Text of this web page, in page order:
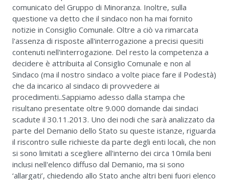
comunicato del Gruppo di Minoranza. Inoltre, sulla
questione va detto che il sindaco non ha mai fornito
notizie in Consiglio Comunale. Oltre a ciò va rimarcata
l'assenza di risposte all'interrogazione a precisi quesiti
contenuti nell'interrogazione. Del resto la competenza a
decidere è attribuita al Consiglio Comunale e non al
Sindaco (ma il nostro sindaco a volte piace fare il Podestà)
che da incarico al sindaco di provvedere ai
procedimenti..Sappiamo adesso dalla stampa che
risultano presentate oltre 9.000 domande dai sindaci
scadute il 30.11.2013. Uno dei nodi che sarà analizzato da
parte del Demanio dello Stato su queste istanze, riguarda
il riscontro sulle richieste da parte degli enti locali, che non
si sono limitati a scegliere all'interno dei circa 10mila beni
inclusi nell'elenco diffuso dal Demanio, ma si sono
‘allargati’, chiedendo allo Stato anche altri beni fuori elenco